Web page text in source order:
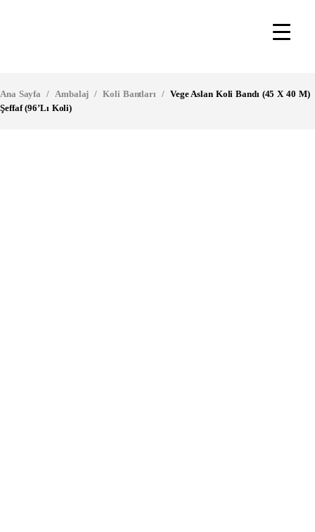
Ana Sayfa / Ambalaj / Koli Bantları / Vege Aslan Koli Bandı (45 X 40 M)
Şeffaf (96’lı Koli)